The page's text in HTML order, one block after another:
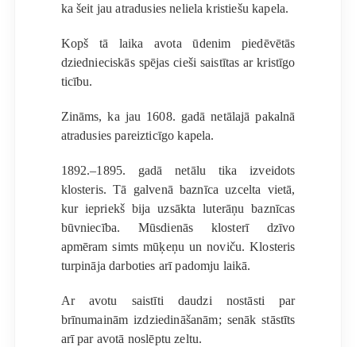
ka šeit jau atradusies neliela kristiešu kapela.
Kopš tā laika avota ūdenim piedēvētās
dziednieciskās spējas cieši saistītas ar kristīgo
ticību.
Zināms, ka jau 1608. gadā netālajā pakalnā
atradusies pareizticīgo kapela.
1892.–1895. gadā netālu tika izveidots
klosteris. Tā galvenā baznīca uzcelta vietā,
kur iepriekš bija uzsākta luterāņu baznīcas
būvniecība. Mūsdienās klosterī dzīvo
apmēram simts mūķeņu un noviču. Klosteris
turpināja darboties arī padomju laikā.
Ar avotu saistīti daudzi nostāsti par
brīnumainām izdziedināšanām; senāk stāstīts
arī par avotā noslēptu zeltu.